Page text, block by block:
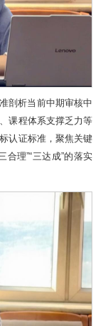
剖析当前中期审核中
课程体系支撑乏力等
认证标准，聚焦关键
理”“三达成”的落实